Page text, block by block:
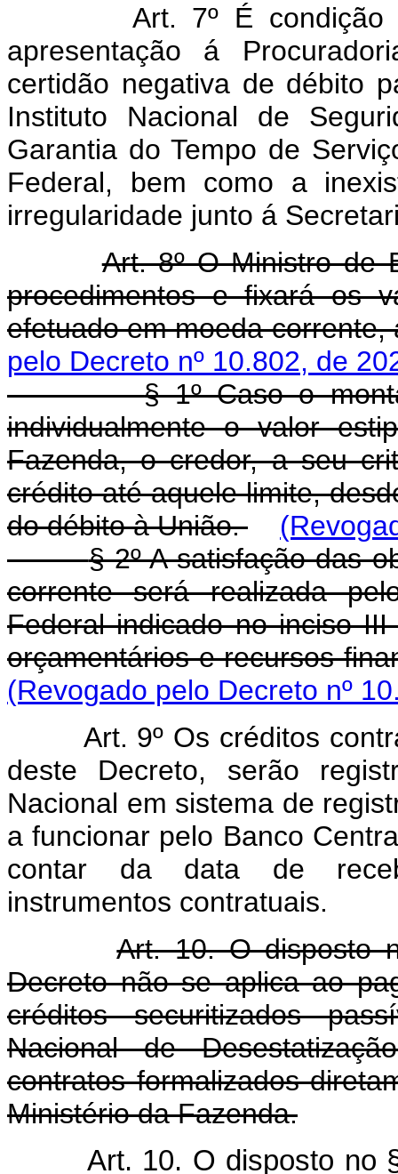
Art. 7º É
apresentação á
certidão negativa de débito
Instituto Nacional de
Garantia do Tempo de
Federal, bem como a
irregularidade junto á
Art. 8º O Ministro de
procedimentos e fixará os
efetuado em moeda
pelo Decreto nº 10.802, de
§ 1º Caso o
individualmente o valor
Fazenda, o credor, a seu
crédito até aquele limite,
do débito à União.
§ 2º A satisfação das
corrente será realizada
Federal indicado no inciso
orçamentários e recursos
(Revogado pelo Decreto nº
Art. 9º Os créditos
deste Decreto, serão
Nacional em sistema de
a funcionar pelo Banco
contar da data de
instrumentos contratuais.
Art. 10. O disposto
Decreto não se aplica ao
créditos securitizados
Nacional de
contratos formalizados
Ministério da Fazenda.
Art. 10. O disposto no